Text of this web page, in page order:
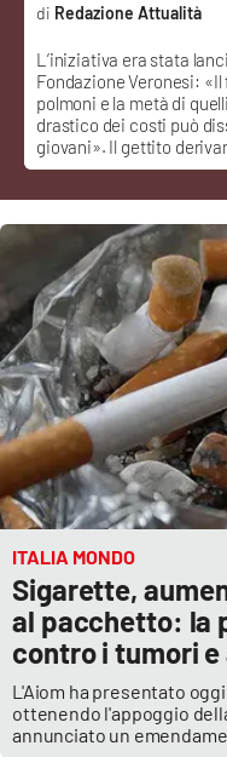
Ambiente
Cronaca
Economia e Lavoro
Politica
Sanità
Società
Sport
RUBRICHE
Good Morning
Parchi Marini
L’iniziativa era stata
Fondazione Veronesi:
polmoni e la metà di
drastico dei costi può
giovani». Il gettito
Redazione Attualità
ITALIA MONDO
Sigarette,
al pacchetto: la
contro i tumori e
L'Aiom ha presentato
ottenendo l'appoggio
annunciato un